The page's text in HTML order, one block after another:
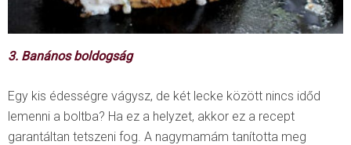
3. Banános boldogság
Egy kis édességre vágysz, de két lecke között nincs időd
lemenni a boltba? Ha ez a helyzet, akkor ez a recept
garantáltan tetszeni fog. A nagymamám tanította meg